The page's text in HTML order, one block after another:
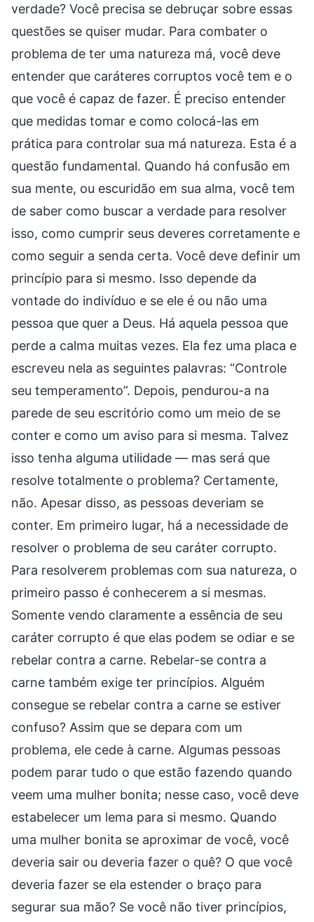
verdade? Você precisa se debruçar sobre essas
questões se quiser mudar. Para combater o
problema de ter uma natureza má, você deve
entender que caráteres corruptos você tem e o
que você é capaz de fazer. É preciso entender
que medidas tomar e como colocá-las em
prática para controlar sua má natureza. Esta é a
questão fundamental. Quando há confusão em
sua mente, ou escuridão em sua alma, você tem
de saber como buscar a verdade para resolver
isso, como cumprir seus deveres corretamente e
como seguir a senda certa. Você deve definir um
princípio para si mesmo. Isso depende da
vontade do indivíduo e se ele é ou não uma
pessoa que quer a Deus. Há aquela pessoa que
perde a calma muitas vezes. Ela fez uma placa e
escreveu nela as seguintes palavras: “Controle
seu temperamento”. Depois, pendurou-a na
parede de seu escritório como um meio de se
conter e como um aviso para si mesma. Talvez
isso tenha alguma utilidade — mas será que
resolve totalmente o problema? Certamente,
não. Apesar disso, as pessoas deveriam se
conter. Em primeiro lugar, há a necessidade de
resolver o problema de seu caráter corrupto.
Para resolverem problemas com sua natureza, o
primeiro passo é conhecerem a si mesmas.
Somente vendo claramente a essência de seu
caráter corrupto é que elas podem se odiar e se
rebelar contra a carne. Rebelar-se contra a
carne também exige ter princípios. Alguém
consegue se rebelar contra a carne se estiver
confuso? Assim que se depara com um
problema, ele cede à carne. Algumas pessoas
podem parar tudo o que estão fazendo quando
veem uma mulher bonita; nesse caso, você deve
estabelecer um lema para si mesmo. Quando
uma mulher bonita se aproximar de você, você
deveria sair ou deveria fazer o quê? O que você
deveria fazer se ela estender o braço para
segurar sua mão? Se você não tiver princípios,